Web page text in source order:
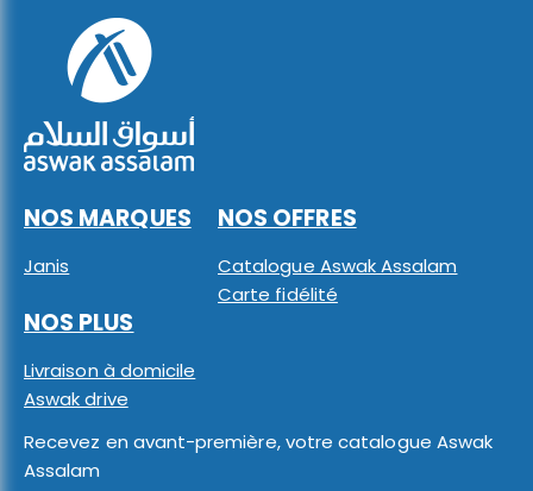
NOS MARQUES
Janis
NOS OFFRES
Catalogue Aswak Assalam
Carte fidélité
NOS PLUS
Livraison à domicile
Aswak drive
Recevez en avant-première, votre catalogue Aswak
Assalam